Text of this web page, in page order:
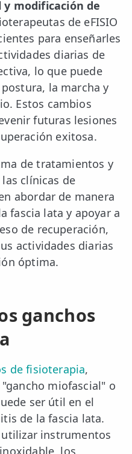
y modificación de
de eFISIO
para enseñarles
diarias de
lo que puede
la marcha y
Estos cambios
futuras lesiones
exitosa.
de tratamientos y
clínicas de
abordar de manera
fascia lata y apoyar a
de recuperación,
actividades diarias
óptima.
ganchos
de fisioterapia,
miofascial" o
ser útil en el
de la fascia lata.
instrumentos